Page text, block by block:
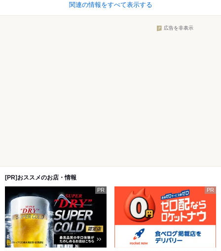
関連の情報をすべて表示する
広告を非表示
[PR]おススメのお店・情報
PR PR